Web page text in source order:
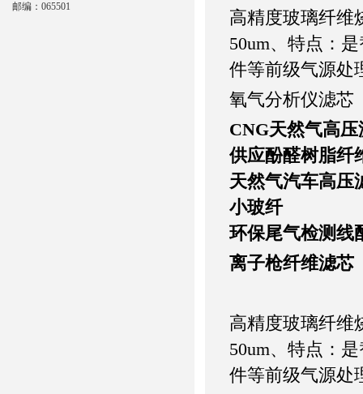
高精度玻璃纤维
50um、特点：
件等前级气源处
氧气分析仪滤芯
CNG天然气高压
供应酚醛树脂纤
天然气汽车高压
小玻纤
环保尾气检测线
离子枪纤维滤芯
高精度玻璃纤维
50um、特点：
件等前级气源处
邮编：065501